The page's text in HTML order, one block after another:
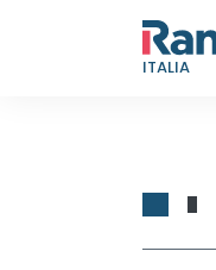
ITALIA